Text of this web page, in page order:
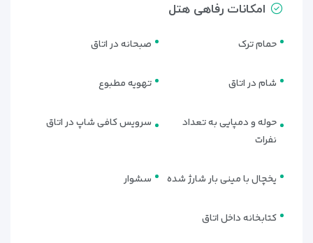
امکانات رفاهی هتل
حمام ترک صبحانه در اتاق
شام در اتاق تهویه مطبوع
حوله و دمپایی به تعداد
نفرات
سرویس کافی شاپ در اتاق
یخچال با مینی بار شارژ شده سشوار
کتابخانه داخل اتاق